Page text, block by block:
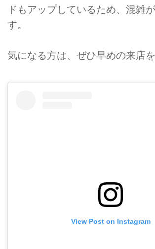
ドもアップしているため、混雑
す。
気になる方は、ぜひ早めの来店を
View Post on Instagram